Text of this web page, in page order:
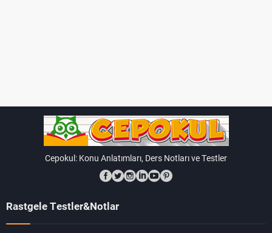
Cepokul: Konu Anlatımları, Ders Notları ve Testler
Rastgele Testler&Notlar